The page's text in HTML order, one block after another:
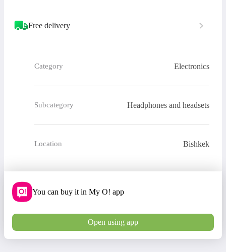
Free delivery
Category Electronics
Subcategory Headphones and headsets
Location Bishkek
You can buy it in My O! app
Open using app